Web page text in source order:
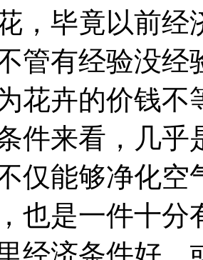
，毕竟以前
管有经验没经
花卉的价钱
件来看，几乎
仅能够净化
也是一件十
经济条件好，